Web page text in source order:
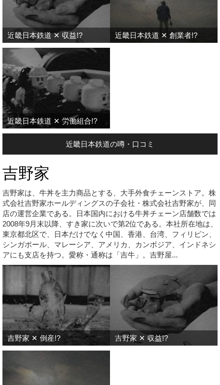
近畿日本鉄道 ✕ 収益!? 近畿日本鉄道 ✕ 創業者!?
近畿日本鉄道 ✕ 労働組合!?
近畿日本鉄道の噂・口コミ
吉野家
吉野家は、牛丼を主力商品とする、大手外食チェーンストア。株
式会社吉野家ホールディングスの子会社・株式会社吉野家が、同
店の運営企業である。日本国内における牛丼チェーン店舗数では
2008年9月末以降、すき家に次いで第2位である。本社所在地は、
東京都北区で、日本だけでなく中国、香港、台湾、フィリピン、
シンガポール、マレーシア、アメリカ、カンボジア、インドネシ
アにも支店を持つ。愛称・通称は「吉牛」。吉野屋...
吉野家 ✕ 倒産!? 吉野家 ✕ 収益!?